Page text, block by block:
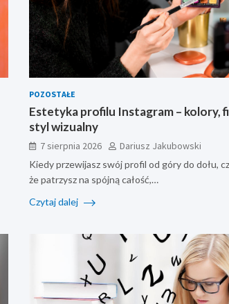
POZOSTAŁE
Estetyka profilu Instagram – kolory,
styl wizualny
7 sierpnia 2026 Dariusz Jakubowski
Kiedy przewijasz swój profil od góry do dołu,
że patrzysz na spójną całość,…
Czytaj dalej